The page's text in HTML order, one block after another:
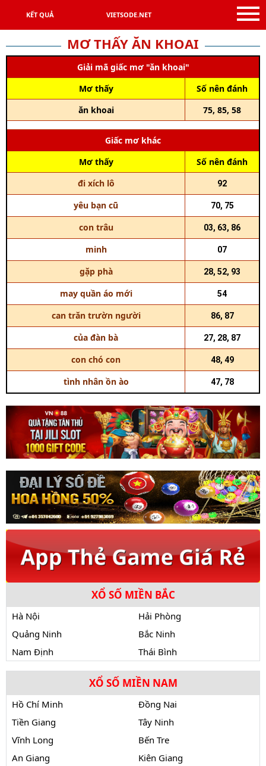
KẾT QUẢ VIETSODE.NET
MƠ THẤY ĂN KHOAI
Giải mã giấc mơ "ăn khoai"
Mơ thấy
Số nên đánh
ăn khoai
75, 85, 58
Giấc mơ khác
Mơ thấy
Số nên đánh
đi xích lô
92
yêu bạn cũ 70, 75
con trâu 03, 63, 86
minh 07
gặp phà 28, 52, 93
may quần áo mới 54
can trăn trườn người 86, 87
của đàn bà 27, 28, 87
con chó con 48, 49
tình nhân ồn ào 47, 78
XỔ SỐ MIỀN BẮC
Hà Nội
Hải Phòng
Quảng Ninh
Bắc Ninh
Nam Định
Thái Bình
XỔ SỐ MIỀN NAM
Hồ Chí Minh
Đồng Nai
Tiền Giang
Tây Ninh
Vĩnh Long
Bến Tre
An Giang
Kiên Giang